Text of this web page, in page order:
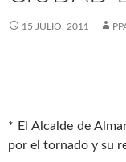
15 JULIO, 2011
* El Alcalde de
por el tornado y su